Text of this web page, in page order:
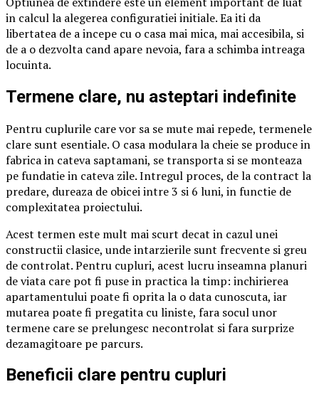
in calcul la alegerea configuratiei initiale. Ea iti da
libertatea de a incepe cu o casa mai mica, mai accesibila, si
de a o dezvolta cand apare nevoia, fara a schimba intreaga
locuinta.
Termene clare, nu asteptari indefinite
Pentru cuplurile care vor sa se mute mai repede, termenele
clare sunt esentiale. O casa modulara la cheie se produce in
fabrica in cateva saptamani, se transporta si se monteaza
pe fundatie in cateva zile. Intregul proces, de la contract la
predare, dureaza de obicei intre 3 si 6 luni, in functie de
complexitatea proiectului.
Acest termen este mult mai scurt decat in cazul unei
constructii clasice, unde intarzierile sunt frecvente si greu
de controlat. Pentru cupluri, acest lucru inseamna planuri
de viata care pot fi puse in practica la timp: inchirierea
apartamentului poate fi oprita la o data cunoscuta, iar
mutarea poate fi pregatita cu liniste, fara socul unor
termene care se prelungesc necontrolat si fara surprize
dezamagitoare pe parcurs.
Beneficii clare pentru cupluri